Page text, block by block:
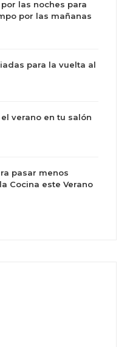
las noches para
por las mañanas
para la vuelta al
verano en tu salón
pasar menos
Cocina este Verano